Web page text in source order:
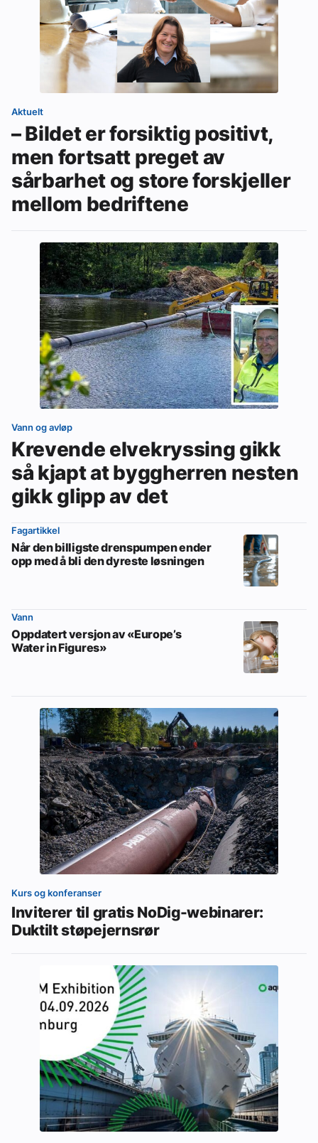
Aktuelt
– Bildet er forsiktig positivt,
men fortsatt preget av
sårbarhet og store forskjeller
mellom bedriftene
Vann og avløp
Krevende elvekryssing gikk
så kjapt at byggherren nesten
gikk glipp av det
Fagartikkel
Når den billigste drenspumpen ender
opp med å bli den dyreste løsningen
Vann
Oppdatert versjon av «Europe’s
Water in Figures»
Kurs og konferanser
Inviterer til gratis NoDig-webinarer:
Duktilt støpejernsrør